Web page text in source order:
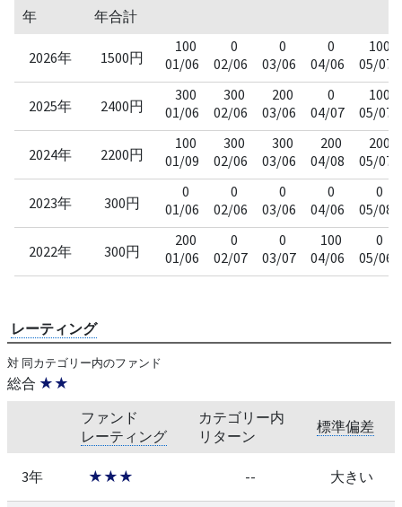
年 年合計
2026年 1500円
100
01/06
0
02/06
0
03/06
0
04/06
100
05/07
2025年 2400円
300
01/06
300
02/06
200
03/06
0
04/07
100
05/07
2024年 2200円
100
01/09
300
02/06
300
03/06
200
04/08
200
05/07
2023年 300円
0
01/06
0
02/06
0
03/06
0
04/06
0
05/08
2022年 300円
200
01/06
0
02/07
0
03/07
100
04/06
0
05/06
レーティング
対 同カテゴリー内のファンド
総合 ★★
ファンド
レーティング
カテゴリー内
リターン
標準偏差
3年 ★★★ -- 大きい